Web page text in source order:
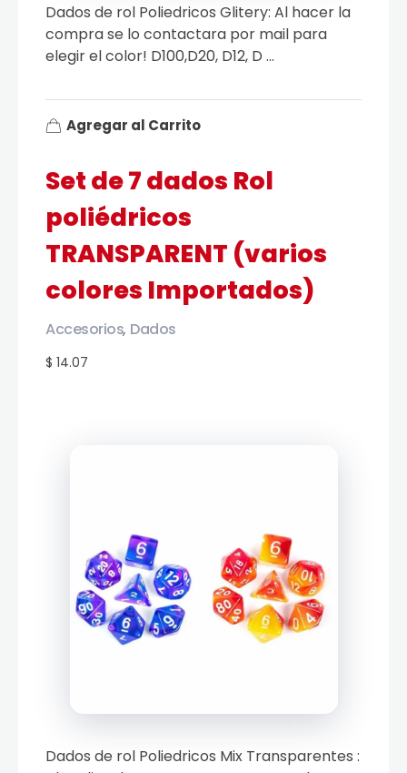
Set de 7 dados Rol
poliédricos
TRANSPARENT (varios
colores Importados)
$ 14.07
Accesorios, Dados
Dados de rol Poliedricos Glitery: Al hacer la
compra se lo contactara por mail para
elegir el color! D100,D20, D12, D ...
Agregar al Carrito
Dados de rol Poliedricos Mix Transparentes :